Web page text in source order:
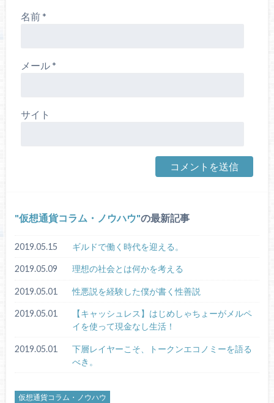
名前*
メール*
サイト
仮想通貨コラム・ノウハウ の最新記事
2019.05.15 ギルドで働く時代を迎える。
2019.05.09 理想の社会とは何かを考える
2019.05.01 性悪説を経験した僕が書く性善説
2019.05.01
【キャッシュレス】はじめしゃちょーがメルペ
イを使って現金なし生活！
2019.05.01
下層レイヤーこそ、トークンエコノミーを語る
べき。
仮想通貨コラム・ノウハウ